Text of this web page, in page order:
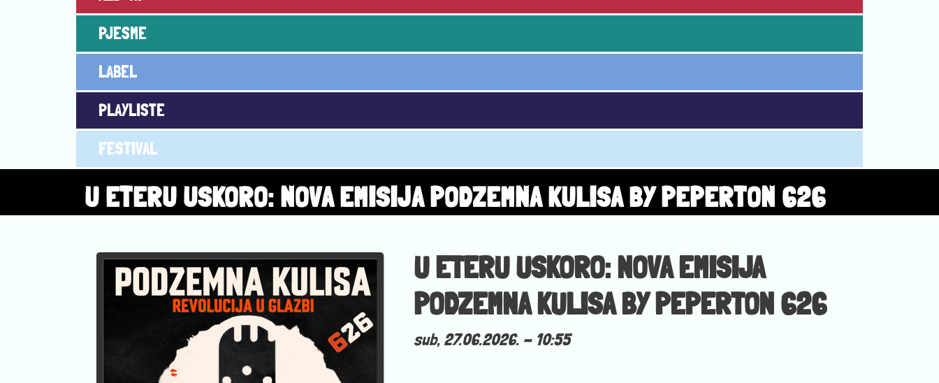
PJESME
LABEL
PLAYLISTE
FESTIVAL
U ETERU USKORO: NOVA EMISIJA PODZEMNA KULISA BY PEPERTON 626
U ETERU USKORO: NOVA EMISIJA
PODZEMNA KULISA BY PEPERTON 626
sub, 27.06.2026. - 10:55